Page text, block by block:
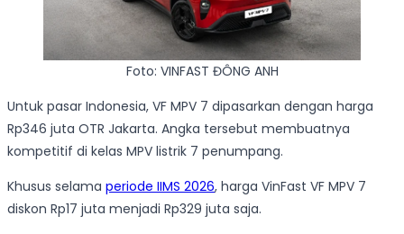
Foto: VINFAST ĐÔNG ANH
Untuk pasar Indonesia, VF MPV 7 dipasarkan dengan harga
Rp346 juta OTR Jakarta. Angka tersebut membuatnya
kompetitif di kelas MPV listrik 7 penumpang.
Khusus selama periode IIMS 2026, harga VinFast VF MPV 7
diskon Rp17 juta menjadi Rp329 juta saja.